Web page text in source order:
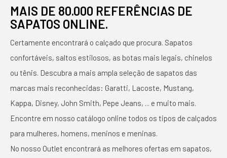
MAIS DE 80.000 REFERÊNCIAS DE
SAPATOS ONLINE.
Certamente encontrará o calçado que procura. Sapatos
confortáveis, saltos estilosos, as botas mais legais, chinelos
ou tênis. Descubra a mais ampla seleção de sapatos das
marcas mais reconhecidas: Garatti, Lacoste, Mustang,
Kappa, Disney, John Smith, Pepe Jeans, ... e muito mais.
Encontre em nosso catálogo online todos os tipos de calçados
para mulheres, homens, meninos e meninas.
No nosso Outlet encontrará as melhores ofertas em sapatos,